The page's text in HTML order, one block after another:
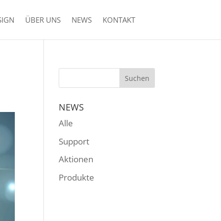
ÜBER UNS NEWS KONTAKT
NEWS
Alle
Support
Aktionen
Produkte